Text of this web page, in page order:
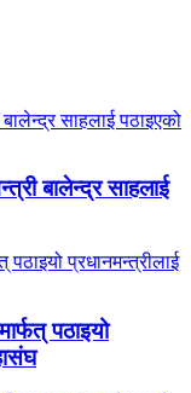
बालेन्द्र साहलाई
पठाइयो